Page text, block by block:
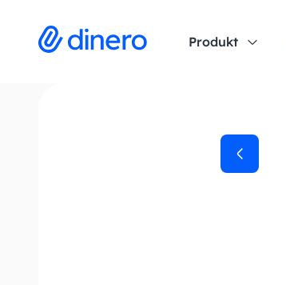
Produkt